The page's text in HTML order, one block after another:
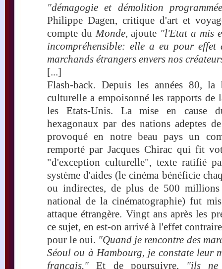
"démagogie et démolition
Philippe Dagen, critique d'art et
compte du Monde, ajoute "l'Etat a mis
incompréhensible: elle a eu pour effet
marchands étrangers envers nos
[...]
Flash-back. Depuis les années 80,
culturelle a empoisonné les rapports de
les Etats-Unis. La mise en cause
hexagonaux par des nations adeptes
provoqué en notre beau pays un
remporté par Jacques Chirac qui fit
"d'exception culturelle", texte ratifié
système d'aides (le cinéma bénéficie
ou indirectes, de plus de 500
national de la cinématographie) fut
attaque étrangère. Vingt ans après les
ce sujet, en est-on arrivé à l'effet
pour le oui. "Quand je rencontre des
Séoul ou à Hambourg, je constate leur
français." Et de poursuivre, "ils ne